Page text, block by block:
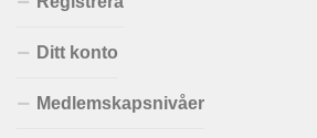
Ditt konto
Medlemskapsnivåer